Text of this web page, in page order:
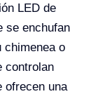
LED de
se enchufan
chimenea o
controlan
ofrecen una